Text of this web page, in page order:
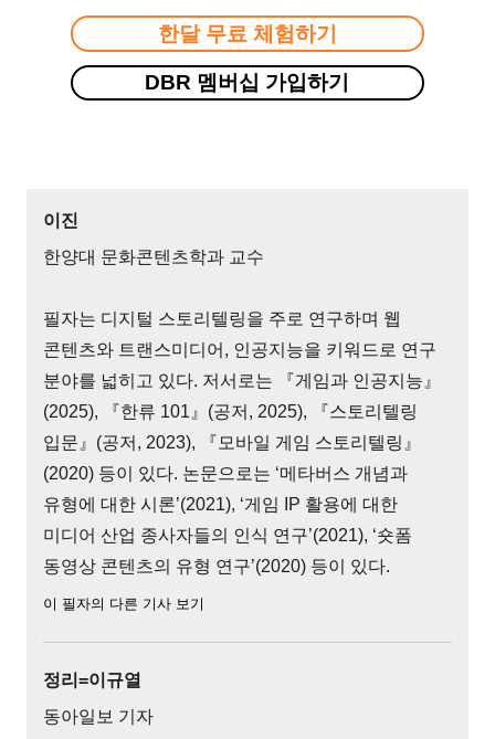
한달 무료 체험하기
DBR 멤버십 가입하기
이진
한양대 문화콘텐츠학과 교수
필자는 디지털 스토리텔링을 주로 연구하며 웹
콘텐츠와 트랜스미디어, 인공지능을 키워드로 연구
분야를 넓히고 있다. 저서로는 『게임과 인공지능』
(2025), 『한류 101』(공저, 2025), 『스토리텔링
입문』(공저, 2023), 『모바일 게임 스토리텔링』
(2020) 등이 있다. 논문으로는 ‘메타버스 개념과
유형에 대한 시론’(2021), ‘게임 IP 활용에 대한
미디어 산업 종사자들의 인식 연구’(2021), ‘숏폼
동영상 콘텐츠의 유형 연구’(2020) 등이 있다.
이 필자의 다른 기사 보기
정리=이규열
동아일보 기자